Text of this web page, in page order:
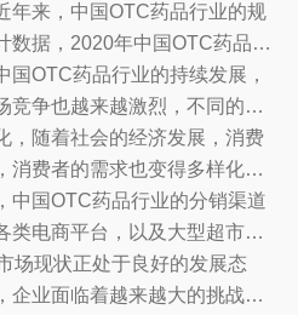
行业的发展也越来越迅速。
来，中国OTC药品行业的规
数据，2020年中国OTC药品的
比上一年增长近10%，同比增
OTC药品行业的持续发展，
竞争也越来越激烈，不同的企
强品牌建设，推出更多的新产
随着社会的经济发展，消费
消费者的需求也变得多样化，
者的青睐，消费者群体也越来
越多元化。
国OTC药品行业的分销渠道
类电商平台，以及大型超市、
行业的分销渠道，为消费者提
现状正处于良好的发展态
企业面临着越来越大的挑战，